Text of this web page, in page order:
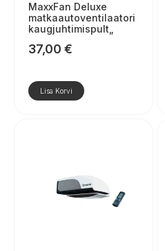
MaxxFan Deluxe
matkaautoventilaatori
kaugjuhtimispult„
37,00 €
Lisa Korvi